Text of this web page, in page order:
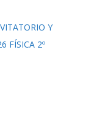
Y
FÍSICA 2º